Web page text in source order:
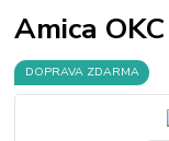
Amica
DOPRAVA ZDARMA